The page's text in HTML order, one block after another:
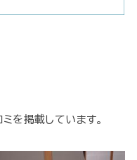
を掲載しています。